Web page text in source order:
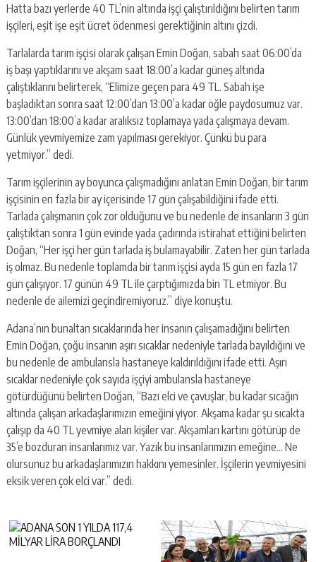
maltepe
escort
Hatta bazı yerlerde 40 TL’nin altında işçi çalıştırıldığını belirten tarım
işçileri, eşit işe eşit ücret ödenmesi gerektiğinin altını çizdi.
Tarlalarda tarım işçisi olarak çalışan Emin Doğan, sabah saat 06:00’da
iş başı yaptıklarını ve akşam saat 18:00’a kadar güneş altında
çalıştıklarını belirterek, “Elimize geçen para 49 TL. Sabah işe
başladıktan sonra saat 12:00’dan 13:00’a kadar öğle paydosumuz var.
13:00’dan 18:00’a kadar aralıksız toplamaya yada çalışmaya devam.
Günlük yevmiyemize zam yapılması gerekiyor. Çünkü bu para
yetmiyor.” dedi.
Tarım işçilerinin ay boyunca çalışmadığını anlatan Emin Doğan, bir tarım
işçisinin en fazla bir ay içerisinde 17 gün çalışabildiğini ifade etti.
Tarlada çalışmanın çok zor olduğunu ve bu nedenle de insanların 3 gün
çalıştıktan sonra 1 gün evinde yada çadırında istirahat ettiğini belirten
Doğan, “Her işçi her gün tarlada iş bulamayabilir. Zaten her gün tarlada
iş olmaz. Bu nedenle toplamda bir tarım işçisi ayda 15 gün en fazla 17
gün çalışıyor. 17 günün 49 TL ile çarptığımızda bin TL etmiyor. Bu
nedenle de ailemizi geçindiremiyoruz.” diye konuştu.
Adana’nın bunaltan sıcaklarında her insanın çalışamadığını belirten
Emin Doğan, çoğu insanın aşırı sıcaklar nedeniyle tarlada bayıldığını ve
bu nedenle de ambulansla hastaneye kaldırıldığını ifade etti. Aşırı
sıcaklar nedeniyle çok sayıda işçiyi ambulansla hastaneye
götürdüğünü belirten Doğan, “Bazı elci ve çavuşlar, bu kadar sıcağın
altında çalışan arkadaşlarımızın emeğini yiyor. Akşama kadar şu sıcakta
çalışıp da 40 TL yevmiye alan kişiler var. Akşamları kartını götürüp de
35’e bozduran insanlarımız var. Yazık bu insanlarımızın emeğine… Ne
olursunuz bu arkadaşlarımızın hakkını yemesinler. İşçilerin yevmiyesini
eksik veren çok elci var.” dedi.